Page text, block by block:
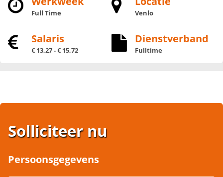
Full Time Venlo
Salaris
€ 13,27 - € 15,72
Dienstverband
Fulltime
Solliciteer nu
Persoonsgegevens